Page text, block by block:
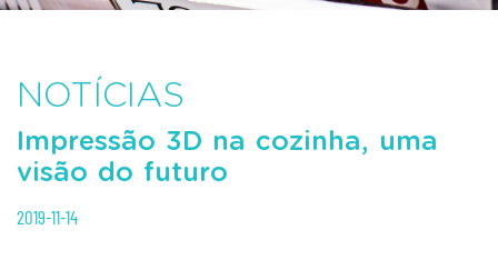
NOTÍCIAS
Impressão 3D na cozinha, uma
visão do futuro
2019-11-14